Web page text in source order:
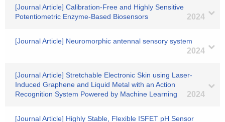
[Journal Article] Calibration‐Free and Highly Sensitive
Potentiometric Enzyme‐Based Biosensors
2024
[Journal Article] Neuromorphic antennal sensory system
2024
[Journal Article] Stretchable Electronic Skin using Laser‐
Induced Graphene and Liquid Metal with an Action
Recognition System Powered by Machine Learning
2024
[Journal Article] Highly Stable, Flexible ISFET pH Sensor